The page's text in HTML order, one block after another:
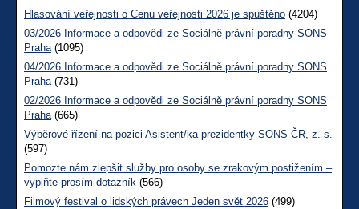
Hlasování veřejnosti o Cenu veřejnosti 2026 je spuštěno (4204)
03/2026 Informace a odpovědi ze Sociálně právní poradny SONS
Praha(1095)
04/2026 Informace a odpovědi ze Sociálně právní poradny SONS
Praha(731)
02/2026 Informace a odpovědi ze Sociálně právní poradny SONS
Praha(665)
Výběrové řízení na pozici Asistent/ka prezidentky SONS ČR, z. s.
(597)
Pomozte nám zlepšit služby pro osoby se zrakovým postižením –
vyplňte prosím dotazník (566)
Filmový festival o lidských právech Jeden svět 2026 (499)